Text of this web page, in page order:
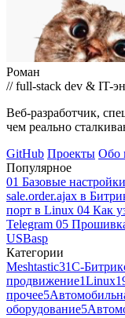
Роман
// full-stack dev & IT-
Веб-разработчик,
чем реально
GitHub Проекты Обо
Популярное
01 Базовые
sale.order.ajax в
порт в Linux 04 Как
Telegram 05
USBasp
Категории
Meshtastic31С-
продвижение1Linux
прочее5
оборудование5